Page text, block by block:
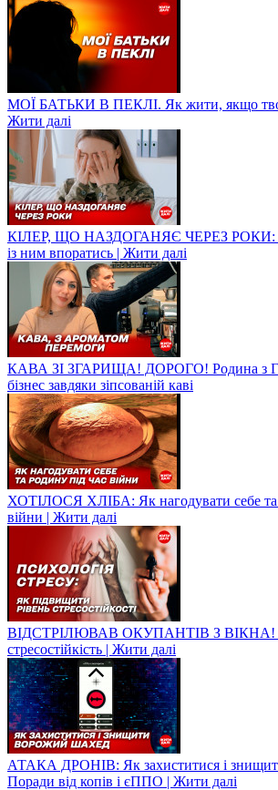
МОЇ БАТЬКИ В ПЕКЛІ. Як жити, якщо твої
Жити далі
КІЛЕР, ЩО НАЗДОГАНЯЄ ЧЕРЕЗ РОКИ:
із ним впоратись | Жити далі
КАВА ЗІ ЗГАРИЩА! ДОРОГО! Родина з
бізнес завдяки зіпсованій каві
ХОТІЛОСЯ ХЛІБА: Як нагодувати себе та
війни | Жити далі
ВІДСТРІЛЮВАВ ОКУПАНТІВ З ВІКНА!
стресостійкість | Жити далі
АТАКА ДРОНІВ: Як захиститися і
Поради від копів і єППО | Жити далі